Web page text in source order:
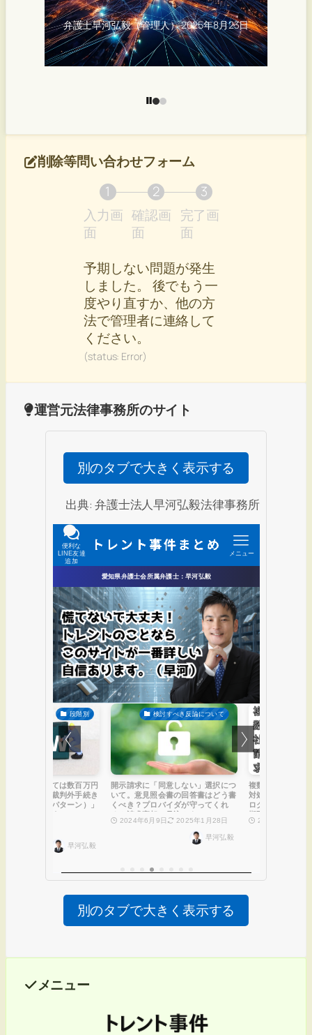
弁護士早河弘毅（管理人）2025年8月22日
削除等問い合わせフォーム
1
入力画
面
表
示
さ
れ
て
い
画
面
2
確認画
面
表
示
さ
れ
い
画
面
3
完了画
面現
表
示
さ
れ
画
予期しない問題が発生
しました。 後でもう一
度やり直すか、他の方
法で管理者に連絡して
ください。
(status: Error)
運営元法律事務所のサイト
別のタブで大きく表示する
出典: 弁護士法人早河弘毅法律事務所
別のタブで大きく表示する
メニュー